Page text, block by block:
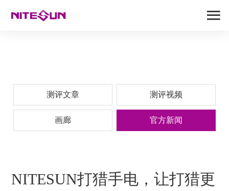
测评文章 测评视频
画廊 官方新闻
NITESUN打猎手电，让打猎更